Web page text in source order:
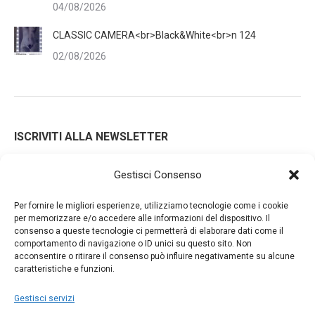
Gestisci Consenso
Per fornire le migliori esperienze, utilizziamo tecnologie come i cookie
per memorizzare e/o accedere alle informazioni del dispositivo. Il
consenso a queste tecnologie ci permetterà di elaborare dati come il
comportamento di navigazione o ID unici su questo sito. Non
acconsentire o ritirare il consenso può influire negativamente su alcune
caratteristiche e funzioni.
Gestisci servizi
04/08/2026
CLASSIC CAMERA<br>Black&White<br>n 124
02/08/2026
ISCRIVITI ALLA NEWSLETTER
Iscrivendoti alla nostra newsletter accetti i Termini e le
Condizioni d'Uso del nostro sito web. La tua email potrà essere
utilizzata a fini commerciali e promozionali.